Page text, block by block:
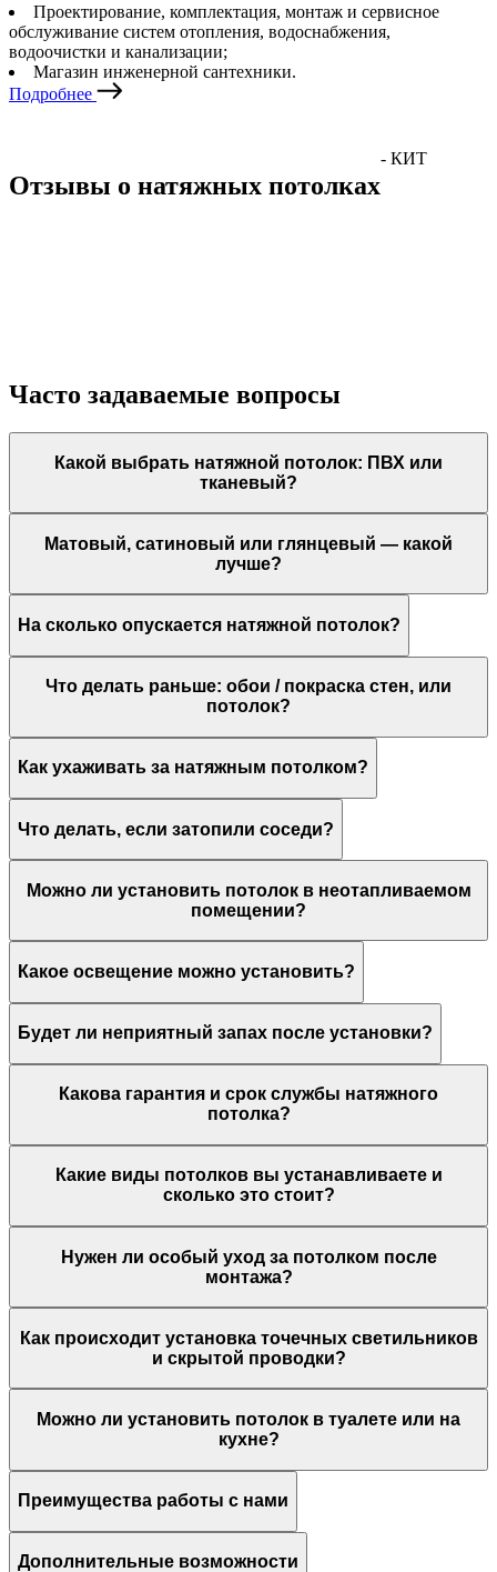
Проектирование, комплектация, монтаж и сервисное
обслуживание систем отопления, водоснабжения,
водоочистки и канализации;
Магазин инженерной сантехники.
Подробнее
Отзывы о натяжных потолках
- КИТ
Часто задаваемые вопросы
Какой выбрать натяжной потолок: ПВХ или
тканевый?
Матовый, сатиновый или глянцевый — какой
лучше?
На сколько опускается натяжной потолок?
Что делать раньше: обои / покраска стен, или
потолок?
Как ухаживать за натяжным потолком?
Что делать, если затопили соседи?
Можно ли установить потолок в неотапливаемом
помещении?
Какое освещение можно установить?
Будет ли неприятный запах после установки?
Какова гарантия и срок службы натяжного
потолка?
Какие виды потолков вы устанавливаете и
сколько это стоит?
Нужен ли особый уход за потолком после
монтажа?
Как происходит установка точечных светильников
и скрытой проводки?
Можно ли установить потолок в туалете или на
кухне?
Преимущества работы с нами
Дополнительные возможности